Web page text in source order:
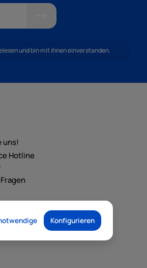
und bin mit ihnen einverstanden.
uns!
Hotline
Konfigurieren